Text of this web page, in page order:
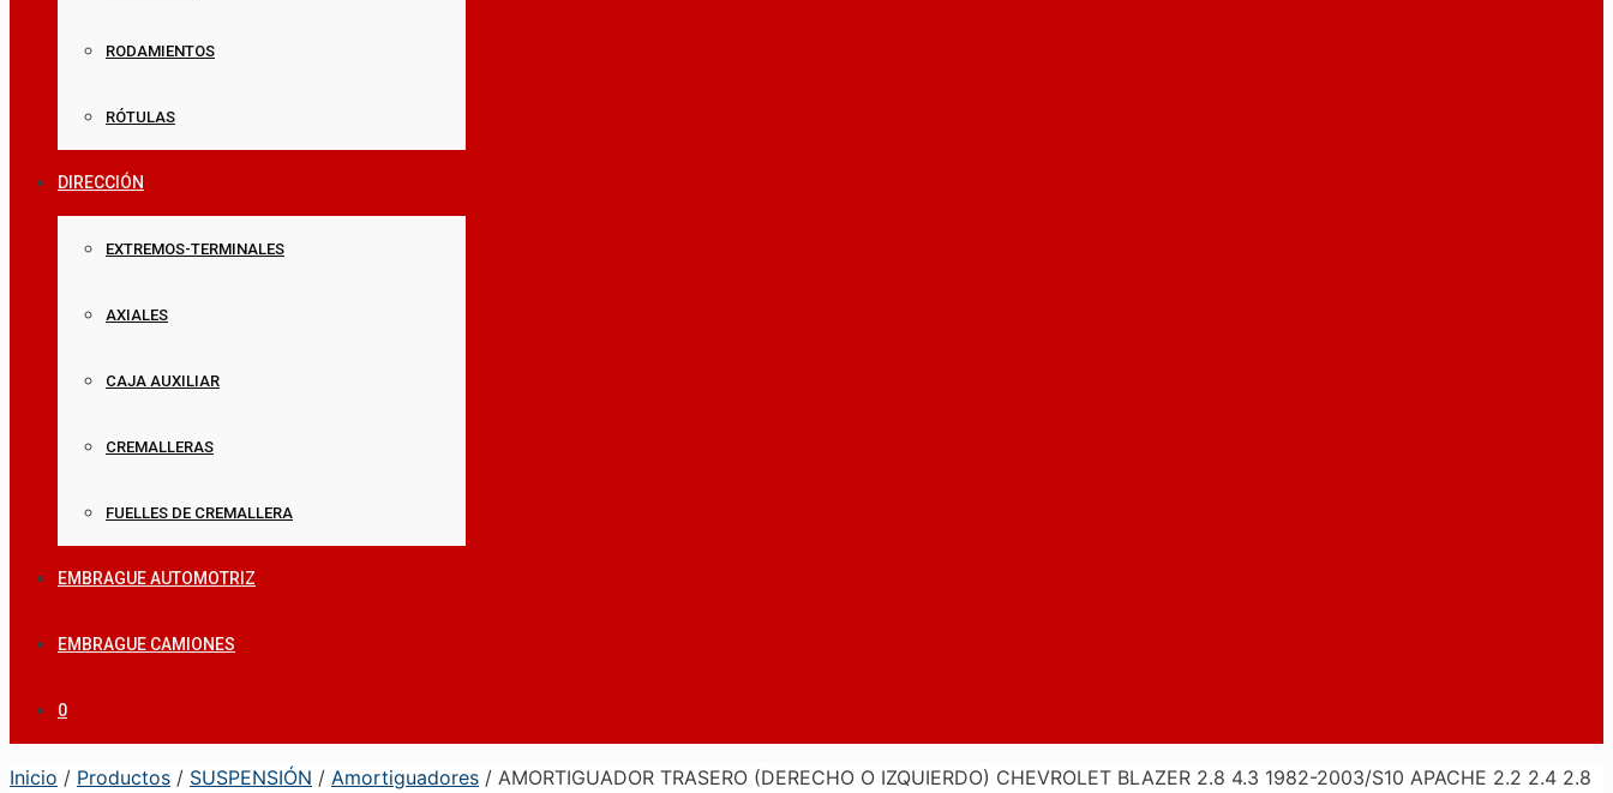
RODAMIENTOS
RÓTULAS
DIRECCIÓN
EXTREMOS-TERMINALES
AXIALES
CAJA AUXILIAR
CREMALLERAS
FUELLES DE CREMALLERA
EMBRAGUE AUTOMOTRIZ
EMBRAGUE CAMIONES
0
Inicio / Productos / SUSPENSIÓN / Amortiguadores / AMORTIGUADOR TRASERO (DERECHO O IZQUIERDO) CHEVROLET BLAZER 2.8 4.3 1982-2003/S10 APACHE 2.2 2.4 2.8